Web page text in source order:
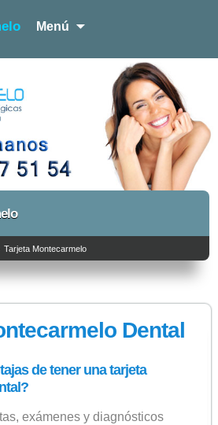
Menú
–
Tarjeta Montecarmelo
Dental
de tener una tarjeta
exámenes y diagnósticos